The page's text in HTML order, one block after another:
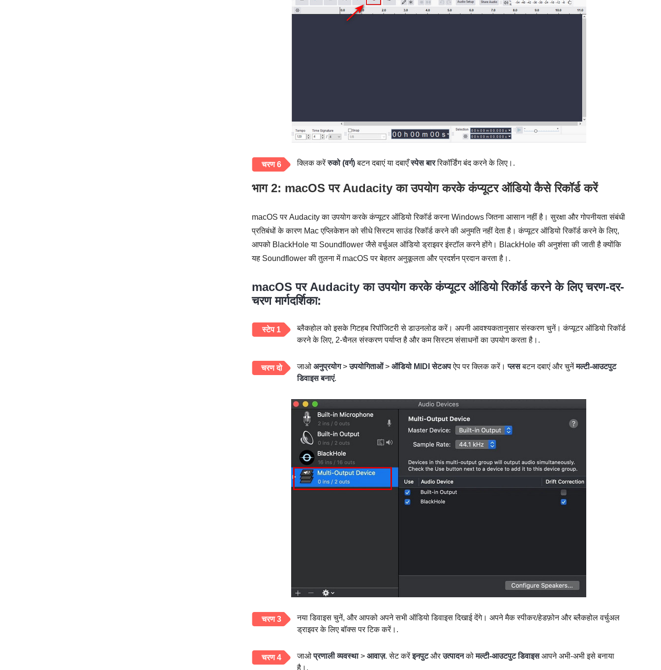
चरण 6 क्लिक करेंरुको (वर्ग)बटन दबाएं या दबाएँस्पेस बाररिकॉर्डिंग बंद करने के लिए।.
भाग 2: macOS पर Audacity का उपयोग करके कंप्यूटर ऑडियो कैसे रिकॉर्ड करें
macOS पर Audacity का उपयोग करके कंप्यूटर ऑडियो रिकॉर्ड करना Windows जितना आसान नहीं है। सुरक्षा और गोपनीयता संबंधी
प्रतिबंधों के कारण Mac एप्लिकेशन को सीधे सिस्टम साउंड रिकॉर्ड करने की अनुमति नहीं देता है। कंप्यूटर ऑडियो रिकॉर्ड करने के लिए,
आपको BlackHole या Soundflower जैसे वर्चुअल ऑडियो ड्राइवर इंस्टॉल करने होंगे। BlackHole की अनुशंसा की जाती है क्योंकि
यह Soundflower की तुलना में macOS पर बेहतर अनुकूलता और प्रदर्शन प्रदान करता है।.
macOS पर Audacity का उपयोग करके कंप्यूटर ऑडियो रिकॉर्ड करने के लिए चरण-दर-
चरण मार्गदर्शिका:
स्टेप 1
ब्लैकहोल को इसके गिटहब रिपॉजिटरी से डाउनलोड करें। अपनी आवश्यकतानुसार संस्करण चुनें। कंप्यूटर ऑडियो रिकॉर्ड
करने के लिए, 2-चैनल संस्करण पर्याप्त है और कम सिस्टम संसाधनों का उपयोग करता है।.
चरण दो जाओअनुप्रयोग>उपयोगिताओं> ऑडियो MIDI सेटअपऐप पर क्लिक करें।प्लसबटन दबाएं और चुनेंमल्टी-आउटपुट
डिवाइस बनाएं.
चरण 3
नया डिवाइस चुनें, और आपको अपने सभी ऑडियो डिवाइस दिखाई देंगे। अपने मैक स्पीकर/हेडफ़ोन और ब्लैकहोल वर्चुअल
ड्राइवर के लिए बॉक्स पर टिक करें।.
चरण 4 जाओप्रणाली व्यवस्था> आवाज़. सेट करेंइनपुटऔरउत्पादनकोमल्टी-आउटपुट डिवाइसआपने अभी-अभी इसे बनाया
है।.